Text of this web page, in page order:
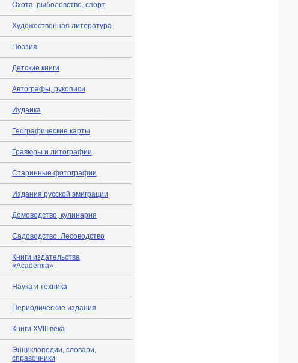
Охота, рыболовство, спорт
Художественная литература
Поэзия
Детские книги
Автографы, рукописи
Иудаика
Географические карты
Гравюры и литографии
Старинные фотографии
Издания русской эмиграции
Домоводство, кулинария
Садоводство. Лесоводство
Книги издательства
«Academia»
Наука и техника
Периодические издания
Книги XVIII века
Энциклопедии, словари,
справочники